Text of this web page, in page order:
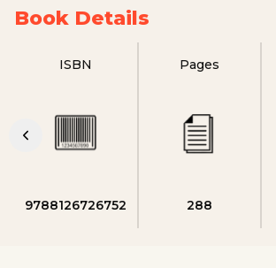
Book Details
ISBN
9788126726752
Pages
288